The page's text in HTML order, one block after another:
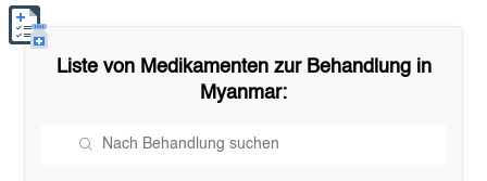
Liste von Medikamenten zur Behandlung in
Myanmar: